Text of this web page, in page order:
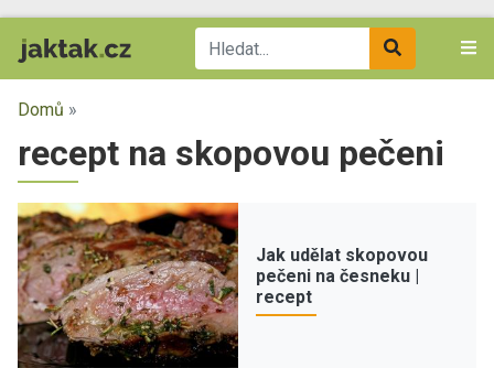
Domů »
recept na skopovou pečeni
Jak udělat skopovou
pečeni na česneku |
recept